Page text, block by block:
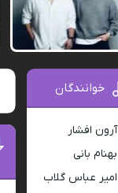
خوانندگان
آرون افشار
بهنام بانی
امیر عباس گلاب